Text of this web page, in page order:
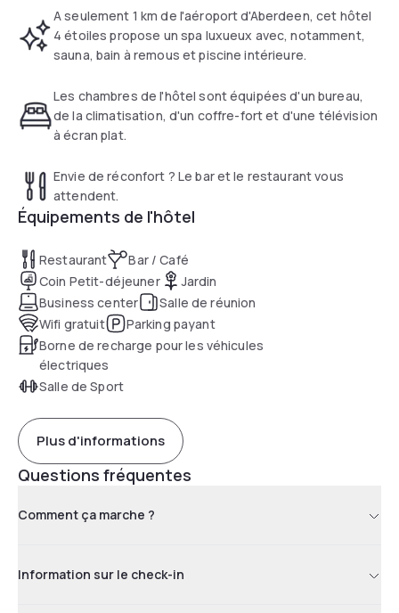
A seulement 1 km de l'aéroport d'Aberdeen, cet hôtel
4 étoiles propose un spa luxueux avec, notamment,
sauna, bain à remous et piscine intérieure.
Les chambres de l'hôtel sont équipées d'un bureau,
de la climatisation, d'un coffre-fort et d'une télévision
à écran plat.
Envie de réconfort ? Le bar et le restaurant vous
attendent.
Équipements de l'hôtel
Restaurant
Bar / Café
Coin Petit-déjeuner
Jardin
Business center
Salle de réunion
Wifi gratuit
Parking payant
Borne de recharge pour les véhicules
électriques
Salle de Sport
Plus d'informations
Questions fréquentes
Comment ça marche ?
Information sur le check-in